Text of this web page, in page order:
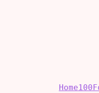
Home